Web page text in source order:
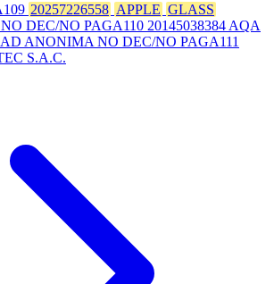
20257226558 APPLE GLASS
NO DEC/NO PAGA110 20145038384 AQA
ANONIMA NO DEC/NO PAGA111
S.A.C.